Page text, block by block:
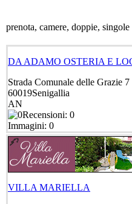
prenota, camere, doppie,
DA ADAMO OSTERIA E
Strada Comunale delle Grazie 7
60019Senigallia
AN
Recensioni: 0
Immagini: 0
VILLA MARIELLA